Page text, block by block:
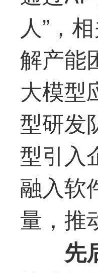
人”，
解产能
大模型
型研发
型引入
融入软
量，推
先